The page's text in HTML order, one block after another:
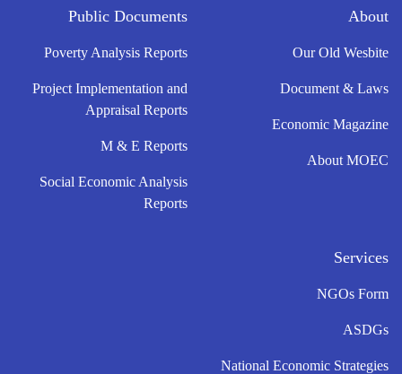
About
Our Old Wesbite
Document & Laws
Economic Magazine
About MOEC
Public Documents
Poverty Analysis Reports
Project Implementation and
Appraisal Reports
M & E Reports
Social Economic Analysis
Reports
Services
NGOs Form
ASDGs
National Economic Strategies